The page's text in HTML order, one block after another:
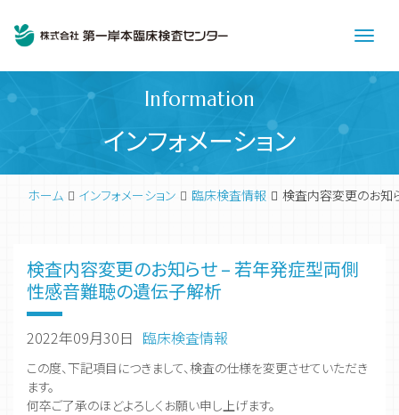
Information
インフォメーション
ホーム インフォメーション 臨床検査情報 検査内容変更のお知
検査内容変更のお知らせ – 若年発症型両側
性感音難聴の遺伝子解析
2022年09月30日 臨床検査情報
この度、下記項目につきまして、検査の仕様を変更させていただき
ます。
何卒ご了承のほどよろしくお願い申し上げます。